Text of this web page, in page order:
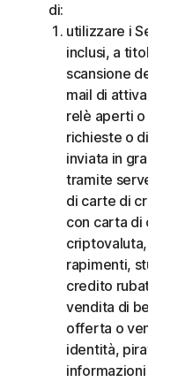
di:
utilizzare i
inclusi, a titolo
scansione delle
mail di
relè aperti o
richieste o di
inviata in grandi
tramite server di
di carte di
con carta di
criptovaluta,
rapimenti, stupri,
credito rubate,
vendita di beni
offerta o vendita
identità,
informazioni in